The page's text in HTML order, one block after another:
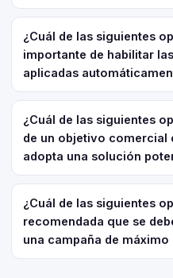
¿Cuál de las siguientes
importante de habilitar
aplicadas
¿Cuál de las siguientes
de un objetivo comercial
adopta una solución
¿Cuál de las siguientes
recomendada que se
una campaña de